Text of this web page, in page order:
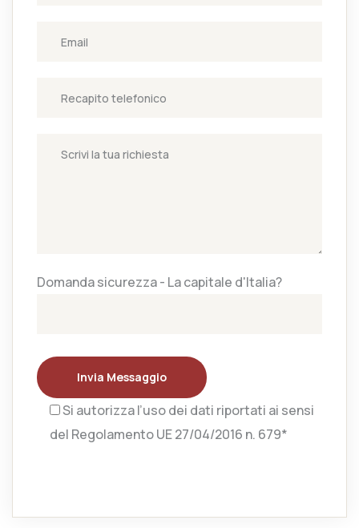
Domanda sicurezza - La capitale d'Italia?
Invia Messaggio
Si autorizza l’uso dei dati riportati ai sensi
del Regolamento UE 27/04/2016 n. 679*